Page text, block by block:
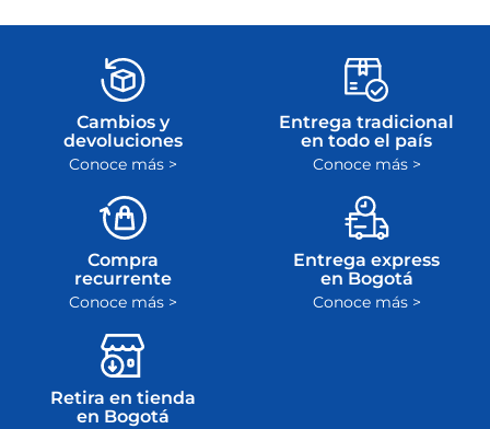
Cambios y
devoluciones
Conoce más >
Entrega tradicional
en todo el país
Conoce más >
Compra
recurrente
Conoce más >
Entrega express
en Bogotá
Conoce más >
Retira en tienda
en Bogotá